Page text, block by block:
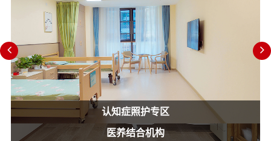
消防改造合规
护理型养老院建设
医养结合机构
认知症照护专区